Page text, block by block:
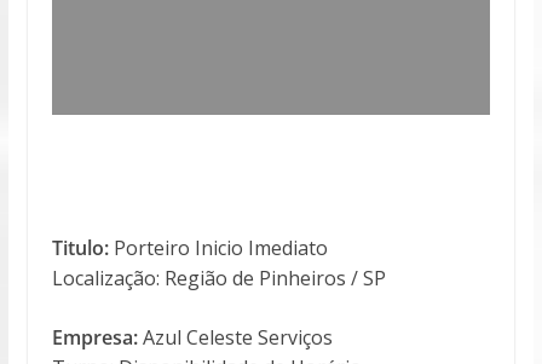
Titulo:Porteiro Inicio Imediato
Localização: Região de Pinheiros / SP
Empresa:Azul Celeste Serviços